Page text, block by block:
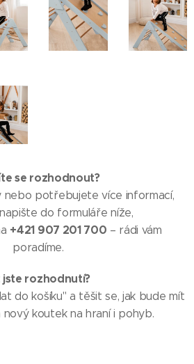
se rozhodnout?
nebo potřebujete více informací,
do formuláře níže,
+421 907 201 700 – rádi vám
poradíme.
jste rozhodnutí?
do košíku" a těšit se, jak bude mít
nový koutek na hraní i pohyb.